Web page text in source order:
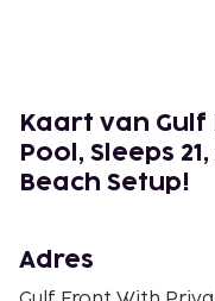
Grayton Beach
Deer Lake State
South Walton
Seacrest Beach - 5,8
De
Panama City, FL
Kaart van
Pool, Sleeps
Beach Setup!
Adres